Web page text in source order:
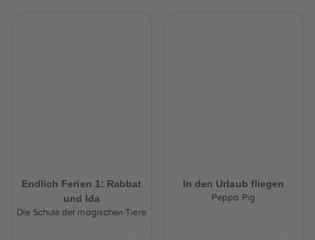
Endlich Ferien 1: Rabbat
und Ida
Die Schule der magischen Tiere
In den Urlaub fliegen
Peppa Pig